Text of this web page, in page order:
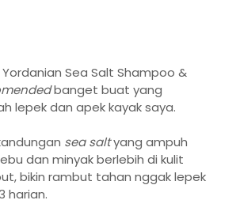
Sea Salt Shampoo &
banget buat yang
lepek dan apek kayak saya.
sea saltyang ampuh
dan minyak berlebih di kulit
bikin rambut tahan nggak lepek
harian.